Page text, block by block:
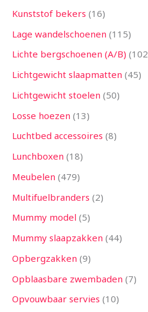
Kunststof bekers 16
Lage wandelschoenen 115
Lichte bergschoenen (A/B) 102
Lichtgewicht slaapmatten 45
Lichtgewicht stoelen 50
Losse hoezen 13
Luchtbed accessoires 8
Lunchboxen 18
Meubelen 479
Multifuelbranders 2
Mummy model 5
Mummy slaapzakken 44
Opbergzakken 9
Opblaasbare zwembaden 7
Opvouwbaar servies 10